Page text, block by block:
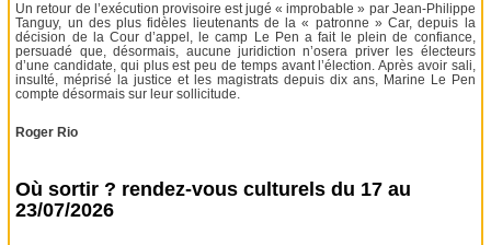
Un retour de l’exécution provisoire est jugé « improbable » par Jean-Philippe
Tanguy, un des plus fidèles lieutenants de la « patronne » Car, depuis la
décision de la Cour d’appel, le camp Le Pen a fait le plein de confiance,
persuadé que, désormais, aucune juridiction n’osera priver les électeurs
d’une candidate, qui plus est peu de temps avant l’élection. Après avoir sali,
insulté, méprisé la justice et les magistrats depuis dix ans, Marine Le Pen
compte désormais sur leur sollicitude.
Roger Rio
Où sortir ? rendez-vous culturels du 17 au
23/07/2026